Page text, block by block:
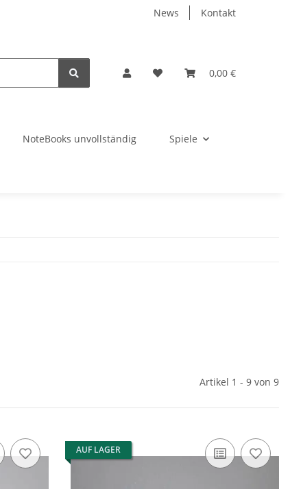
News Kontakt
0,00 €
NoteBooks unvollständig Spiele
Artikel 1 - 9 von 9
AUF LAGER